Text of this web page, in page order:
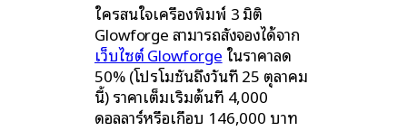
ใครสนใจเครื่องพิมพ์ 3 มิติ
Glowforge สามารถสั่งจองได้จาก
เว็บไซต์ Glowforge ในราคาลด
50% (โปรโมชันถึงวันที่ 25 ตุลาคม
นี้) ราคาเต็มเริ่มต้นที่ 4,000
ดอลลาร์หรือเกือบ 146,000 บาท